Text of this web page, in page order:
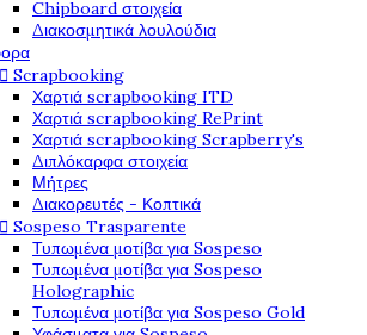
Chipboard στοιχεία
Διακοσμητικά λουλούδια
 Scrapbooking
Χαρτιά scrapbooking ITD
Χαρτιά scrapbooking RePrint
Χαρτιά scrapbooking Scrapberry's
Διπλόκαρφα στοιχεία
Μήτρες
Διακορευτές - Κοπτικά
 Sospeso Trasparente
Τυπωμένα μοτίβα για Sospeso
Τυπωμένα μοτίβα για Sospeso
Holographic
Τυπωμένα μοτίβα για Sospeso Gold